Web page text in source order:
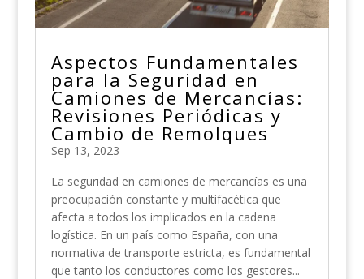
Aspectos Fundamentales
para la Seguridad en
Camiones de Mercancías:
Revisiones Periódicas y
Cambio de Remolques
Sep 13, 2023
La seguridad en camiones de mercancías es una
preocupación constante y multifacética que
afecta a todos los implicados en la cadena
logística. En un país como España, con una
normativa de transporte estricta, es fundamental
que tanto los conductores como los gestores...